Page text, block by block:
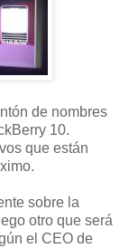
de nombres
10.
que están
sobre la
otro que será
el CEO de